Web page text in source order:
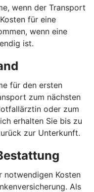
wenn der Transport
für eine
wenn eine
ist.
für den ersten
zum nächsten
oder zum
erhalten Sie bis zu
zur Unterkunft.
notwendigen Kosten
Als